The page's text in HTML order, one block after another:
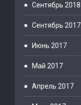
Сентябрь 2018
Сентябрь 2017
Июнь 2017
Май 2017
Апрель 2017